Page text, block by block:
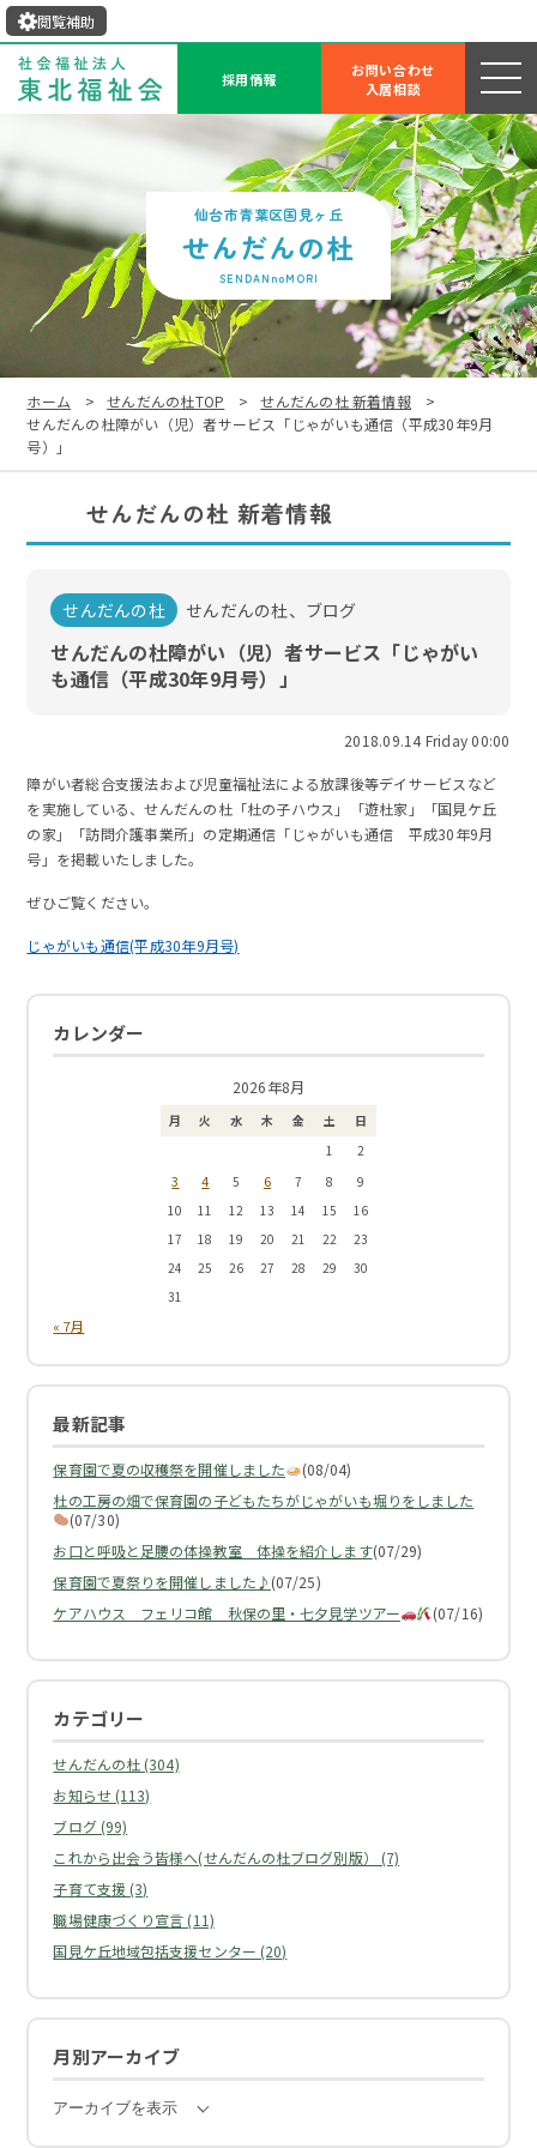
閲覧補助
採用情報
お問い合わせ
入居相談
せんだんの杜
SENDANnoMORI
ホーム せんだんの杜TOP
せんだんの杜 新着情報
せんだんの杜障がい（児）者サービス「じゃがいも通信（平成30年9月
号）」
せんだんの杜 新着情報
せんだんの杜 せんだんの杜、ブログ
せんだんの杜障がい（児）者サービス「じゃがい
も通信（平成30年9月号）」
2018.09.14 Friday 00:00
障がい者総合支援法および児童福祉法による放課後等デイサービスなど
を実施している、せんだんの杜「杜の子ハウス」「遊杜家」「国見ケ丘
の家」「訪問介護事業所」の定期通信「じゃがいも通信 平成30年9月
号」を掲載いたしました。
ぜひご覧ください。
じゃがいも通信(平成30年9月号)
カレンダー
2026年8月
月 火 水 木 金 土
日
1
2
3 4 5 6 7 8
9
10
11 12 13 14 15
16
17
18 19 20 21 22
23
24
25 26 27 28 29
30
31
« 7月
最新記事
保育園で夏の収穫祭を開催しました
(08/04)
杜の工房の畑で保育園の子どもたちがじゃがいも堀りをしました
(07/30)
お口と呼吸と足腰の体操教室 体操を紹介します(07/29)
保育園で夏祭りを開催しました♪ (07/25)
ケアハウス フェリコ館 秋保の里・七夕見学ツアー
(07/16)
カテゴリー
せんだんの杜 (304)
お知らせ (113)
ブログ (99)
これから出会う皆様へ(せんだんの杜ブログ別版） (7)
子育て支援 (3)
職場健康づくり宣言 (11)
国見ケ丘地域包括支援センター (20)
月別アーカイブ
アーカイブを表示